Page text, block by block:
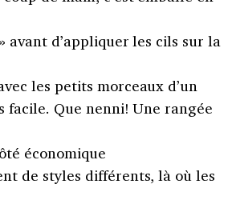
d’appliquer les cils sur la
les petits morceaux d’un
facile. Que nenni! Une rangée
économique
de styles différents, là où les